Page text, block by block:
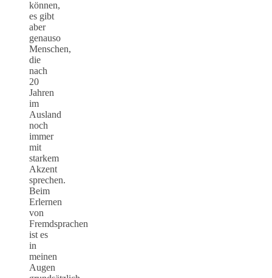
können,
es gibt
aber
genauso
Menschen,
die
nach
20
Jahren
im
Ausland
noch
immer
mit
starkem
Akzent
sprechen.
Beim
Erlernen
von
Fremdsprachen
ist es
in
meinen
Augen